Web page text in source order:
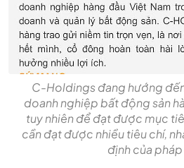
C-Holdings đang hướng
doanh nghiệp bất động sản
tuy nhiên để đạt được mục
cần đạt được nhiều tiêu chí,
định của